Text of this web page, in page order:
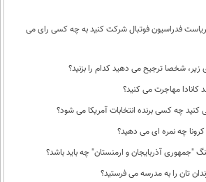
ریاست فدراسیون فوتبال شرکت کنید به چه کسی رای می
شخصا ترجیح می دهید کدام را بزنید؟
کانادا مهاجرت می کنید؟
کنید چه کسی برنده انتخابات آمریکا می شود؟
کرونا چه نمره ای می دهید؟
"جمهوری آذربایجان و ارمنستان" چه باید باشد؟
تان را به مدرسه می فرستید؟